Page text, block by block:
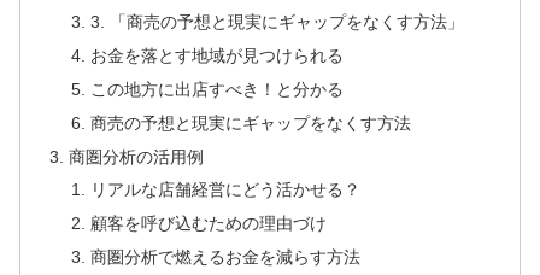
3. 「商売の予想と現実にギャップをなくす方法」
お金を落とす地域が見つけられる
この地方に出店すべき！と分かる
商売の予想と現実にギャップをなくす方法
商圏分析の活用例
リアルな店舗経営にどう活かせる？
顧客を呼び込むための理由づけ
商圏分析で燃えるお金を減らす方法